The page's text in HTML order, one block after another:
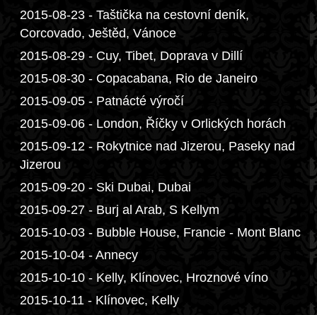
2015-08-23 - Taštička na cestovní deník,
Corcovado, Ještěd, Vánoce
2015-08-29 - Cuy, Tibet, Doprava v Dillí
2015-08-30 - Copacabana, Rio de Janeiro
2015-09-05 - Patnácté výročí
2015-09-06 - London, Říčky v Orlických horách
2015-09-12 - Rokytnice nad Jizerou, Paseky nad
Jizerou
2015-09-20 - Ski Dubai, Dubai
2015-09-27 - Burj al Arab, S Kellym
2015-10-03 - Bubble House, Francie - Mont Blanc
2015-10-04 - Annecy
2015-10-10 - Kelly, Klínovec, Hroznové víno
2015-10-11 - Klínovec, Kelly